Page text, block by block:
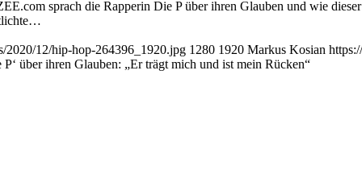
sprach die Rapperin Die P über ihren Glauben und wie
2020/12/hip-hop-264396_1920.jpg 1280 1920 Markus Kosian
P‘ über ihren Glauben: „Er trägt mich und ist mein Rücken“